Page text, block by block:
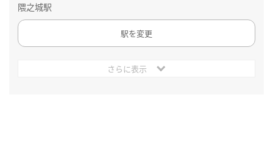
隈之城駅
駅を変更
さらに表示